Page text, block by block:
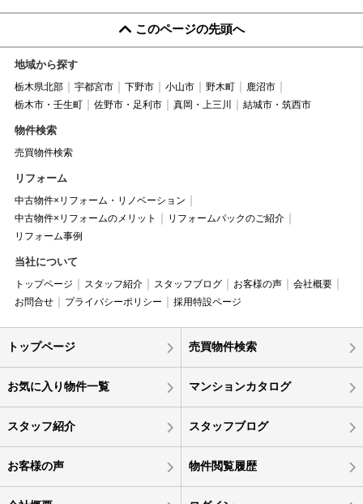
このページの先頭へ
地域から探す
栃木県北部 宇都宮市 下野市 小山市 野木町
鹿沼市
栃木市・壬生町
佐野市・足利市 真岡・上三川 結城市・筑西市
物件検索
売買物件検索
リフォーム
中古物件×リフォーム・リノベーション
中古物件×リフォームのメリット
リフォームパックのご紹介
リフォーム事例
当社について
トップページ スタッフ紹介 スタッフブログ お客様の声
会社概要
お問合せ
プライバシーポリシー 採用特設ページ
トップページ 売買物件検索
お気に入り物件一覧 マンションカタログ
スタッフ紹介 スタッフブログ
お客様の声 物件閲覧履歴